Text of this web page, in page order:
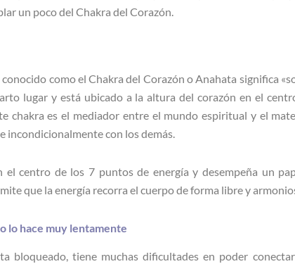
un poco del Chakra del Corazón.
como el Chakra del Corazón o Anahata significa
lugar y está ubicado a la altura del corazón en el
chakra es el mediador entre el mundo espiritual y el
incondicionalmente con los demás.
el centro de los 7 puntos de energía y desempeña un
que la energía recorra el cuerpo de forma libre y
lo hace muy lentamente
bloqueado, tiene muchas dificultades en poder